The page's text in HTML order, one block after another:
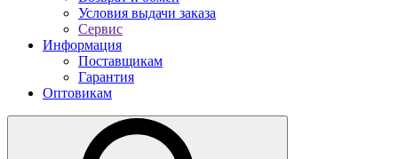
Условия выдачи заказа
Сервис
Информация
Поставщикам
Гарантия
Оптовикам